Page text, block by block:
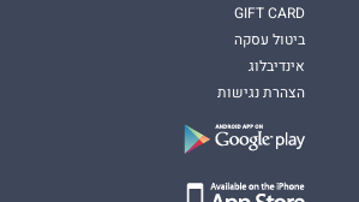
GIFT CARD
ביטול עסקה
אינדיבלוג
הצהרת נגישות